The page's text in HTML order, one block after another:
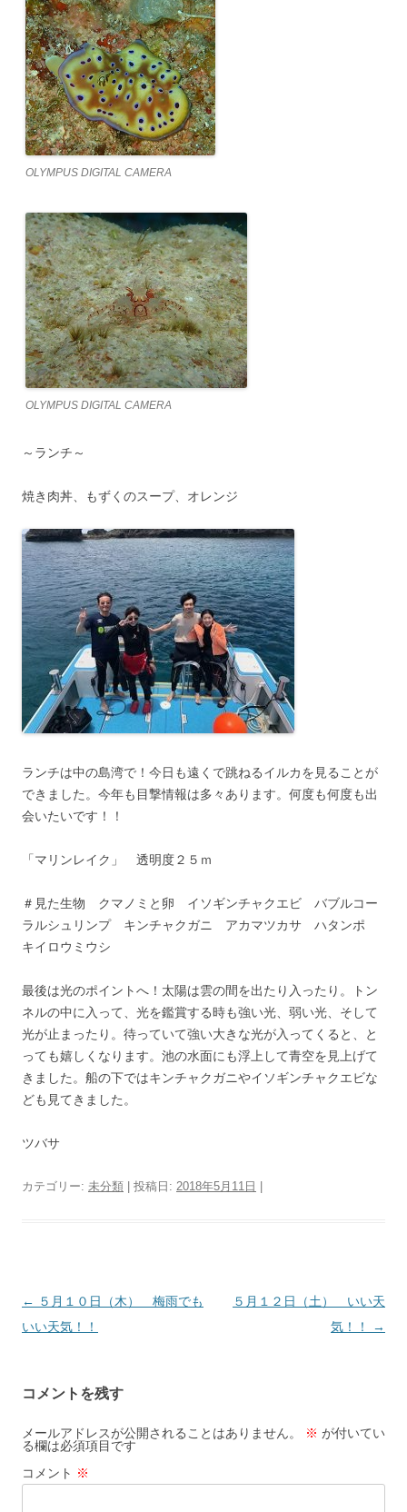
OLYMPUS DIGITAL CAMERA
OLYMPUS DIGITAL CAMERA
～ランチ～
焼き肉丼、もずくのスープ、オレンジ
ランチは中の島湾で！今日も遠くで跳ねるイルカを見ることが
できました。今年も目撃情報は多々あります。何度も何度も出
会いたいです！！
「マリンレイク」 透明度２５ｍ
＃見た生物 クマノミと卵 イソギンチャクエビ バブルコー
ラルシュリンプ キンチャクガニ アカマツカサ ハタンポ
キイロウミウシ
最後は光のポイントへ！太陽は雲の間を出たり入ったり。トン
ネルの中に入って、光を鑑賞する時も強い光、弱い光、そして
光が止まったり。待っていて強い大きな光が入ってくると、と
っても嬉しくなります。池の水面にも浮上して青空を見上げて
きました。船の下ではキンチャクガニやイソギンチャクエビな
ども見てきました。
ツバサ
カテゴリー: 未分類 | 投稿日: 2018年5月11日
投
稿
ゲ
ー
シ
ョ
← ５月１０日（木） 梅雨でも
いい天気！！
５月１２日（土） いい天
気！！
→
コメントを残す
メールアドレスが公開されることはありません。 ※ が付いてい
る欄は必須項目です
コメント ※